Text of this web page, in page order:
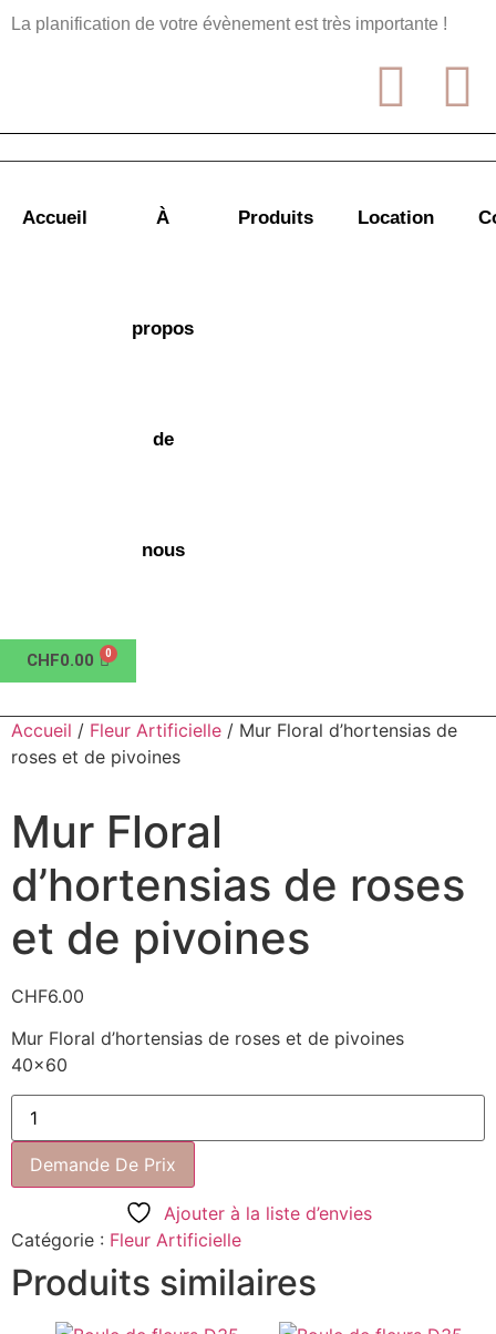
La planification de votre évènement est très importante !
Accueil À
propos
de
nous
Produits Location
CHF0.00
Accueil / Fleur Artificielle / Mur Floral d’hortensias de
roses et de pivoines
Mur Floral
d’hortensias de roses
et de pivoines
CHF6.00
Mur Floral d’hortensias de roses et de pivoines
40×60
Demande De Prix
Ajouter à la liste d’envies
Catégorie : Fleur Artificielle
Produits similaires